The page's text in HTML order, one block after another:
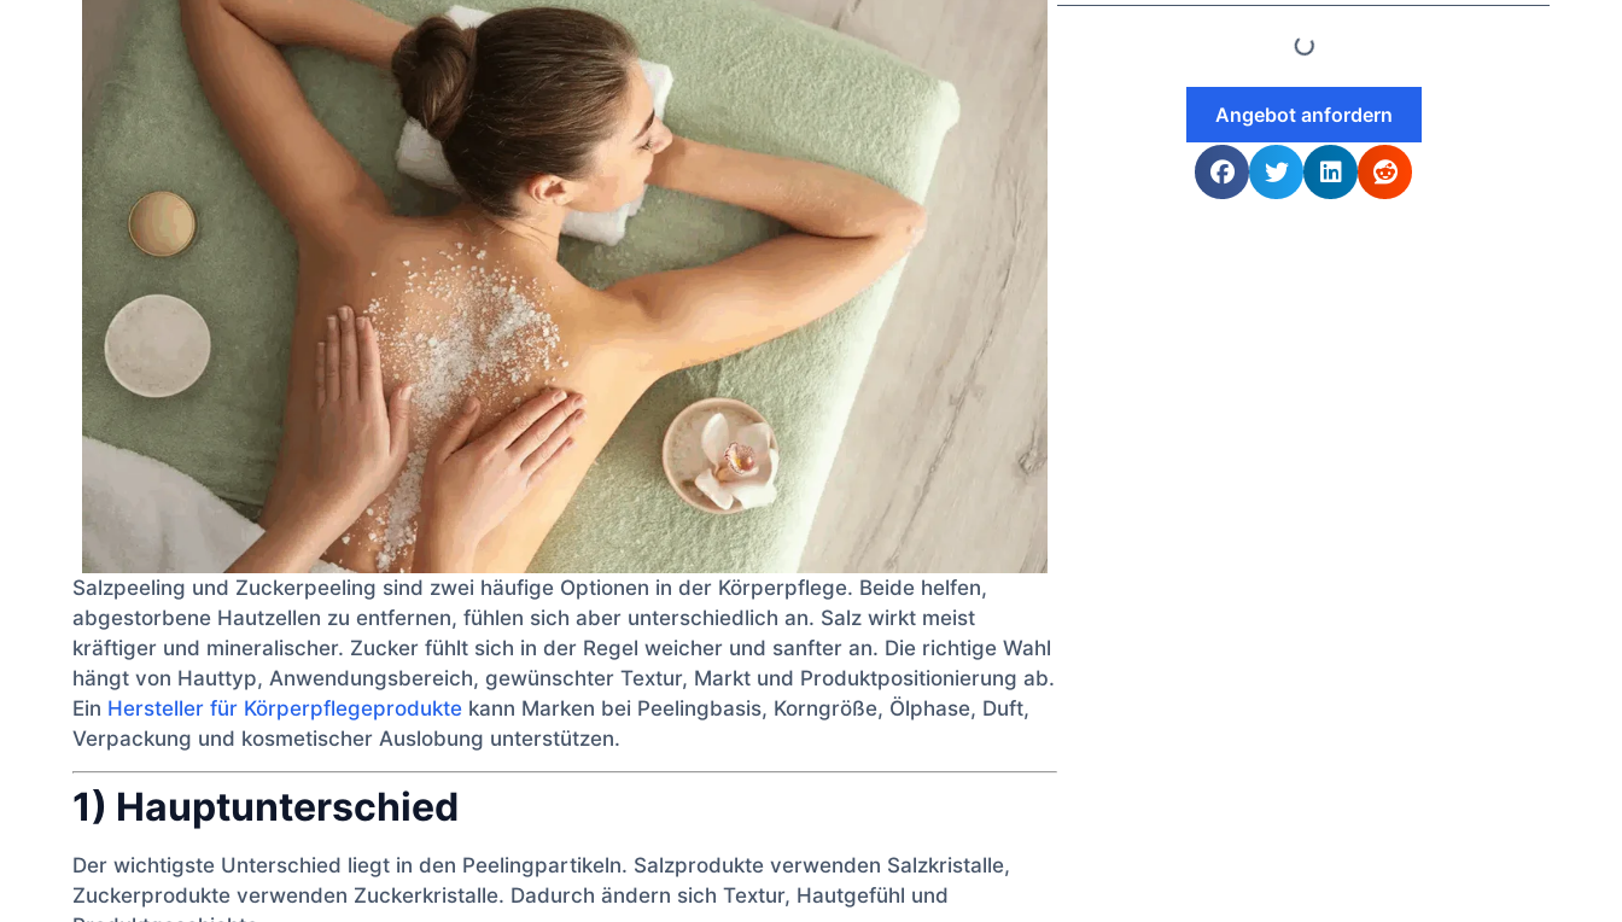
Salzpeeling und Zuckerpeeling sind zwei häufige Optionen in der Körperpflege. Beide helfen,
abgestorbene Hautzellen zu entfernen, fühlen sich aber unterschiedlich an. Salz wirkt meist
kräftiger und mineralischer. Zucker fühlt sich in der Regel weicher und sanfter an. Die richtige Wahl
hängt von Hauttyp, Anwendungsbereich, gewünschter Textur, Markt und Produktpositionierung ab.
Ein Hersteller für Körperpflegeprodukte kann Marken bei Peelingbasis, Korngröße, Ölphase, Duft,
Verpackung und kosmetischer Auslobung unterstützen.
1) Hauptunterschied
Der wichtigste Unterschied liegt in den Peelingpartikeln. Salzprodukte verwenden Salzkristalle,
Zuckerprodukte verwenden Zuckerkristalle. Dadurch ändern sich Textur, Hautgefühl und
Angebot anfordern